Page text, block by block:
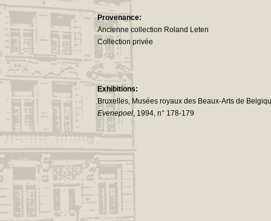
Provenance:
Ancienne collection Roland Leten
Collection privée
Exhibitions:
Bruxelles, Musées royaux des Beaux-Arts de
Evenepoel, 1994, n° 178-179